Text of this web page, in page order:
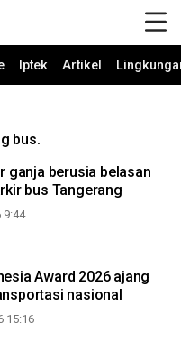
Iptek Artikel
bus.
ganja berusia belasan
bus Tangerang
9:44
Award 2026 ajang
nasional
15:16